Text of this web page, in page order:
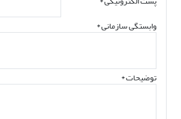
وابستگی سازمانی *
توضیحات *